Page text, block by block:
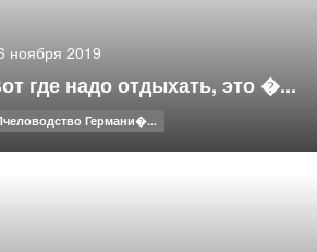
ноября 2019
где надо отдыхать, это �...
Германи�...